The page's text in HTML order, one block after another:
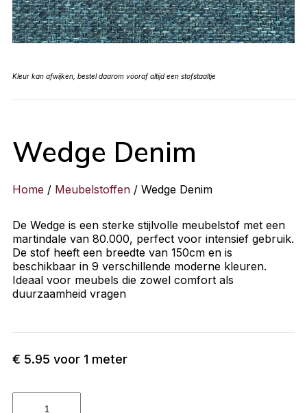
Kleur kan afwijken, bestel daarom vooraf altijd een stofstaaltje
Wedge Denim
Home / Meubelstoffen / Wedge Denim
De Wedge is een sterke stijlvolle meubelstof met een
martindale van 80.000, perfect voor intensief gebruik.
De stof heeft een breedte van 150cm en is
beschikbaar in 9 verschillende moderne kleuren.
Ideaal voor meubels die zowel comfort als
duurzaamheid vragen
€ 5.95 voor 1 meter